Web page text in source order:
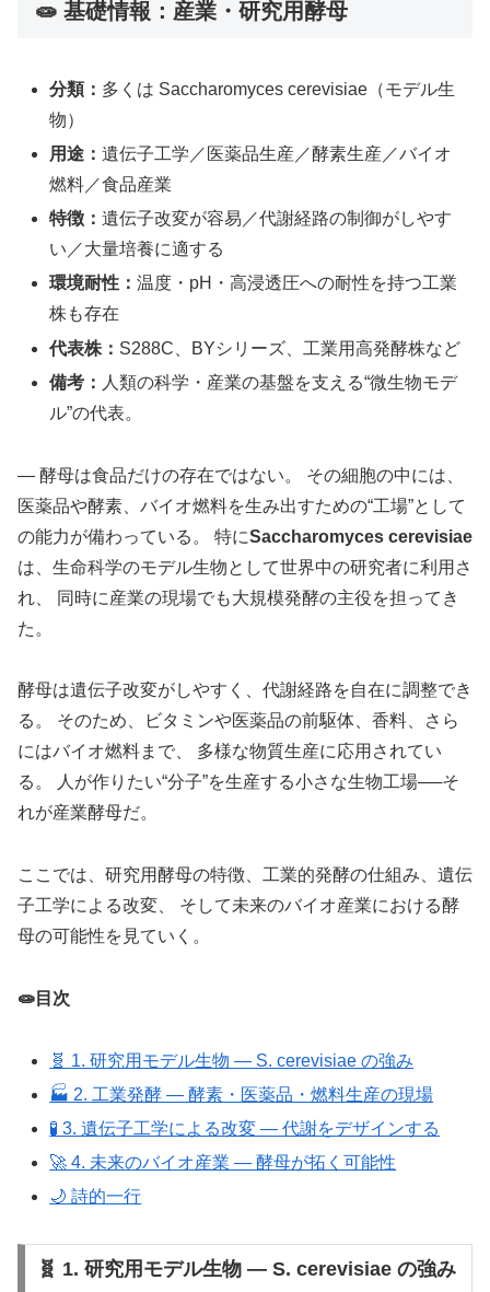
🧫 基礎情報：産業・研究用酵母
分類： 多くは Saccharomyces cerevisiae（モデル生
物）
用途：遺伝子工学／医薬品生産／酵素生産／バイオ
燃料／食品産業
特徴：遺伝子改変が容易／代謝経路の制御がしやす
い／大量培養に適する
環境耐性：温度・pH・高浸透圧への耐性を持つ工業
株も存在
代表株： S288C、BYシリーズ、工業用高発酵株など
備考： 人類の科学・産業の基盤を支える“微生物モデ
ル”の代表。
― 酵母は食品だけの存在ではない。 その細胞の中には、
医薬品や酵素、バイオ燃料を生み出すための“工場”として
の能力が備わっている。 特にSaccharomyces cerevisiae
は、生命科学のモデル生物として世界中の研究者に利用さ
れ、 同時に産業の現場でも大規模発酵の主役を担ってき
た。
酵母は遺伝子改変がしやすく、代謝経路を自在に調整でき
る。 そのため、ビタミンや医薬品の前駆体、香料、さら
にはバイオ燃料まで、 多様な物質生産に応用されてい
る。 人が作りたい“分子”を生産する小さな生物工場──そ
れが産業酵母だ。
ここでは、研究用酵母の特徴、工業的発酵の仕組み、遺伝
子工学による改変、 そして未来のバイオ産業における酵
母の可能性を見ていく。
🧫目次
🧬 1. 研究用モデル生物 ― S. cerevisiae の強み
🏭 2. 工業発酵 ― 酵素・医薬品・燃料生産の現場
🧪 3. 遺伝子工学による改変 ― 代謝をデザインする
🚀 4. 未来のバイオ産業 ― 酵母が拓く可能性
🌙 詩的一行
🧬 1. 研究用モデル生物 ― S. cerevisiae の強み